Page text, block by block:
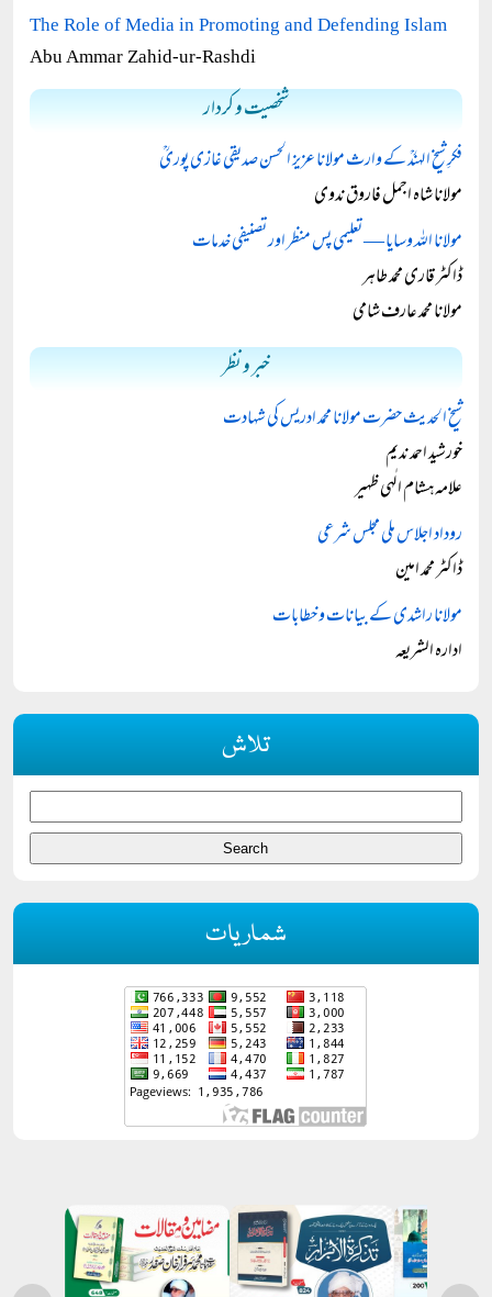
The Role of Media in Promoting and Defending Islam
Abu Ammar Zahid-ur-Rashdi
شخصیت و کردار
فکرِ شیخ الہندؒ کے وارث مولانا عزیز الحسن صدیقی غازی پوریؒ
مولانا شاہ اجمل فاروق ندوی
مولانا اللہ وسایا — تعلیمی پس منظر اور تصنیفی خدمات
ڈاکٹر قاری محمد طاہر
مولانا محمد عارف شامی
خبر و نظر
شیخ الحدیث حضرت مولانا محمد ادریس کی شہادت
خورشید احمد ندیم
علامہ ہشام الٰہی ظہیر
روداد اجلاس ملی مجلس شرعی
ڈاکٹر محمد امین
مولانا راشدی کے بیانات و خطابات
ادارہ الشریعہ
تلاش
شماریات